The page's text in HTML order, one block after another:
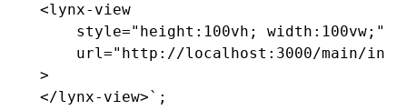
<lynx-view
    style="height:100vh; width:100vw;"
url="http://localhost:3000/main/
>
</lynx-view>` ;